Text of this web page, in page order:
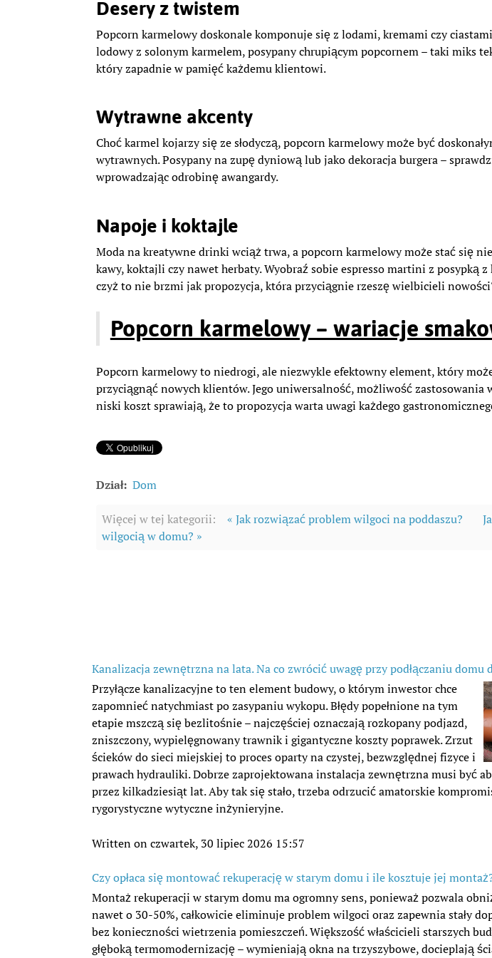
Desery z twistem
Popcorn karmelowy doskonale komponuje się z lodami, kremami czy
lodowy z solonym karmelem, posypany chrupiącym popcornem – taki miks
który zapadnie w pamięć każdemu klientowi.
Wytrawne akcenty
Choć karmel kojarzy się ze słodyczą, popcorn karmelowy może być
wytrawnych. Posypany na zupę dyniową lub jako dekoracja burgera –
wprowadzając odrobinę awangardy.
Napoje i koktajle
Moda na kreatywne drinki wciąż trwa, a popcorn karmelowy może stać się
kawy, koktajli czy nawet herbaty. Wyobraź sobie espresso martini z posypką
czyż to nie brzmi jak propozycja, która przyciągnie rzeszę wielbicieli
Popcorn karmelowy – wariacje
Popcorn karmelowy to niedrogi, ale niezwykle efektowny element, który
przyciągnąć nowych klientów. Jego uniwersalność, możliwość zastosowania
niski koszt sprawiają, że to propozycja warta uwagi każdego
Dział: Dom
Więcej w tej kategorii: « Jak rozwiązać problem wilgoci na poddaszu?
wilgocią w domu? »
Kanalizacja zewnętrzna na lata. Na co zwrócić uwagę przy podłączaniu domu
Przyłącze kanalizacyjne to ten element budowy, o którym inwestor chce
zapomnieć natychmiast po zasypaniu wykopu. Błędy popełnione na tym
etapie mszczą się bezlitośnie – najczęściej oznaczają rozkopany podjazd,
zniszczony, wypielęgnowany trawnik i gigantyczne koszty poprawek. Zrzut
ścieków do sieci miejskiej to proces oparty na czystej, bezwzględnej fizyce i
prawach hydrauliki. Dobrze zaprojektowana instalacja zewnętrzna musi być
przez kilkadziesiąt lat. Aby tak się stało, trzeba odrzucić amatorskie
rygorystyczne wytyczne inżynieryjne.
Written on czwartek, 30 lipiec 2026 15:57
Czy opłaca się montować rekuperację w starym domu i ile kosztuje jej
Montaż rekuperacji w starym domu ma ogromny sens, ponieważ pozwala
nawet o 30-50%, całkowicie eliminuje problem wilgoci oraz zapewnia stały
bez konieczności wietrzenia pomieszczeń. Większość właścicieli starszych
głęboką termomodernizację – wymieniają okna na trzyszybowe, docieplają